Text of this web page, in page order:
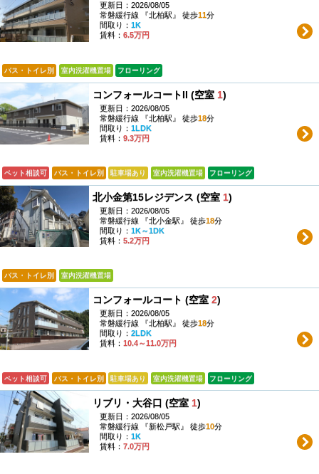
更新日：2026/08/05
常磐緩行線 『北柏駅』 徒歩11分
間取り： 1K
賃料： 6.5万円
バス・トイレ別 室内洗濯機置場 フローリング
コンフォールコートII (空室 1)
更新日：2026/08/05
常磐緩行線 『北柏駅』 徒歩18分
間取り： 1LDK
賃料： 9.3万円
ペット相談可 バス・トイレ別 駐車場あり 室内洗濯機置場 フローリング
北小金第15レジデンス (空室 1)
更新日：2026/08/05
常磐緩行線 『北小金駅』 徒歩18分
間取り： 1K～1DK
賃料： 5.2万円
バス・トイレ別 室内洗濯機置場
コンフォールコート (空室 2)
更新日：2026/08/05
常磐緩行線 『北柏駅』 徒歩18分
間取り： 2LDK
賃料： 10.4～11.0万円
ペット相談可 バス・トイレ別 駐車場あり 室内洗濯機置場 フローリング
リブリ・大谷口 (空室 1)
更新日：2026/08/05
常磐緩行線 『新松戸駅』 徒歩10分
間取り： 1K
賃料： 7.0万円